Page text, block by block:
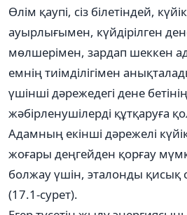
Өлім қаупі, сіз білетіндей,
ауырлығымен, күйдірілген
мөлшерімен, зардап шеккен
емнің тиімділігімен
үшінші дәрежедегі дене
жәбірленушілерді құтқаруға
Адамның екінші дәрежелі
жоғары деңгейден қорғау
болжау үшін, эталонды қисық
(17.1-сурет).